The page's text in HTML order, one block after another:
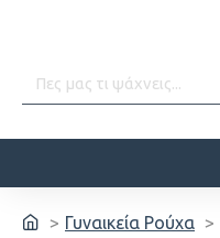
Γυναικεία Ρούχα